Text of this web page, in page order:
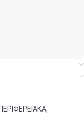
ΠΕΡΙΦΕΡΕΙΑΚΑ,